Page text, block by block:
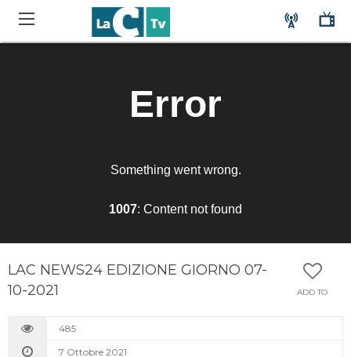
ADD TO
LAC NEWS24 EDIZIONE GIORNO 07-
10-2021
485
7 Ottobre 2021